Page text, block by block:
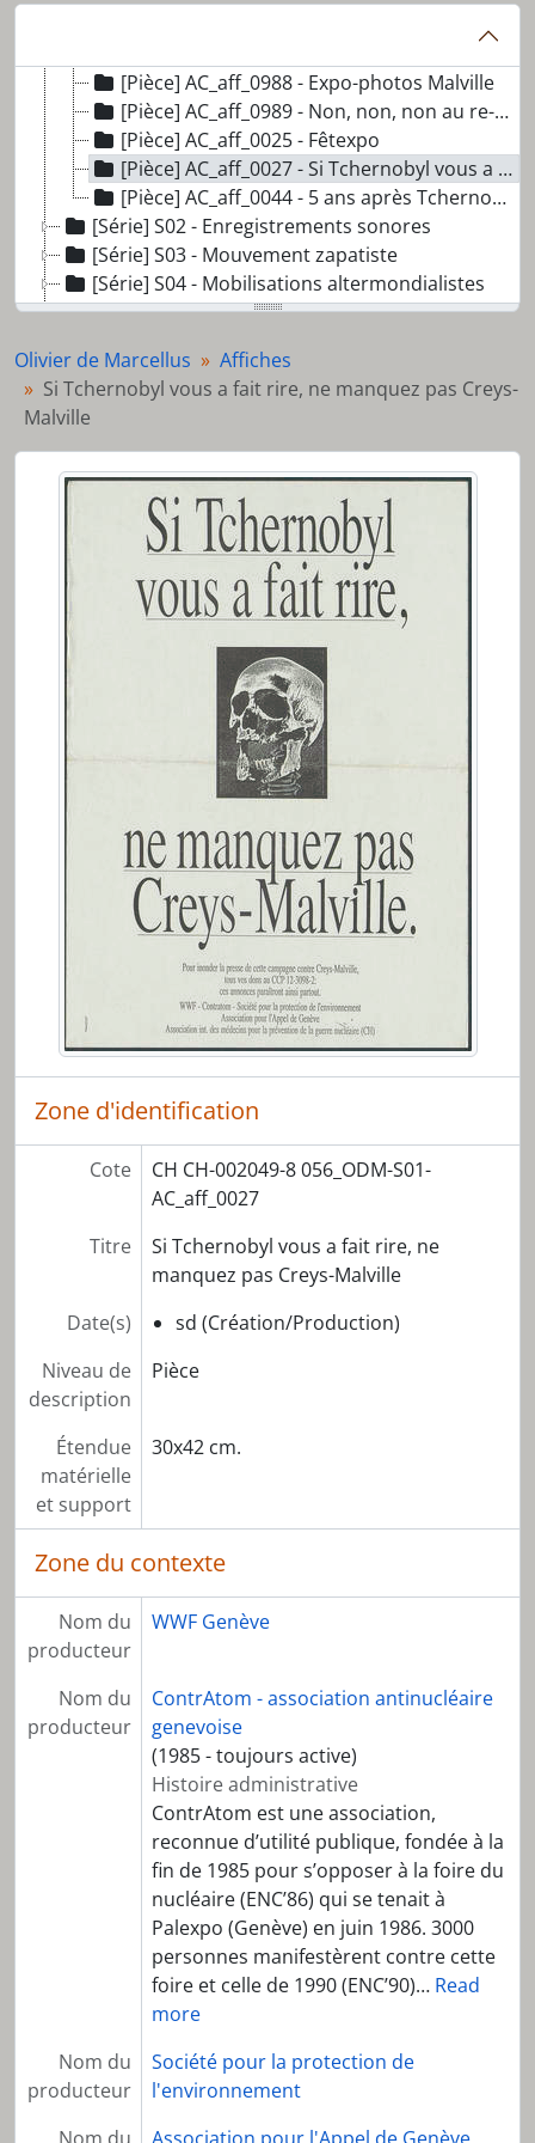
[Pièce] AC_aff_0986 - Allez voter OUI le 12, 13, 14 nov. à l'initiative des habitants des Grottes
[Pièce] AC_aff_0988 - Expo-photos Malville
[Pièce] AC_aff_0989 - Non, non, non au re-re-re...
[Pièce] AC_aff_0025 - Fêtexpo
[Pièce] AC_aff_0027 - Si Tchernobyl vous a fait rire, ne manquez pas Creys-Malville
[Pièce] AC_aff_0044 - 5 ans après Tchernobyl
[Série] S02 - Enregistrements sonores
[Série] S03 - Mouvement zapatiste
[Série] S04 - Mobilisations altermondialistes
[Série] S05 - Néolibération
[Série] S07 - Comité contre la Précarisation
[Série] S08 - Assemblée des Mal-logés
[Série] S10 - Matériel d'étude
[Série] S11 - Dossiers thématiques
[Série] S12 - Publications et artefacts
Olivier de Marcellus
Affiches
Si Tchernobyl vous a fait rire, ne manquez pas Creys-
Malville
Zone d'identification
Cote
CH CH-002049-8 056_ODM-S01-
AC_aff_0027
Titre
Si Tchernobyl vous a fait rire, ne
manquez pas Creys-Malville
Date(s)
sd (Création/Production)
Niveau de
description
Pièce
Étendue
matérielle
et support
30x42 cm.
Zone du contexte
Nom du
producteur
WWF Genève
Nom du
producteur
ContrAtom - association antinucléaire
genevoise
(1985 - toujours active)
Histoire administrative
ContrAtom est une association,
reconnue d’utilité publique, fondée à la
fin de 1985 pour s’opposer à la foire du
nucléaire (ENC’86) qui se tenait à
Palexpo (Genève) en juin 1986. 3000
personnes manifestèrent contre cette
foire et celle de 1990 (ENC’90)… Read
more
Nom du
producteur
Société pour la protection de
l'environnement